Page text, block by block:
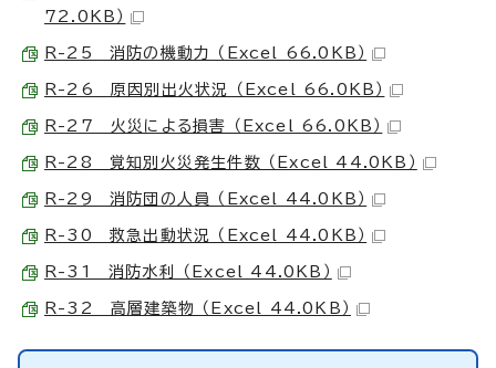
72.0KB）
R-25 消防の機動力 （Excel 66.0KB）
R-26 原因別出火状況 （Excel 66.0KB）
R-27 火災による損害 （Excel 66.0KB）
R-28 覚知別火災発生件数 （Excel 44.0KB）
R-29 消防団の人員 （Excel 44.0KB）
R-30 救急出動状況 （Excel 44.0KB）
R-31 消防水利 （Excel 44.0KB）
R-32 高層建築物 （Excel 44.0KB）